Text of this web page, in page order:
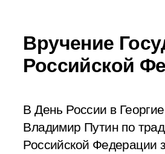
Вручение
Российской
В День России в
Владимир Путин по
Российской Федерации